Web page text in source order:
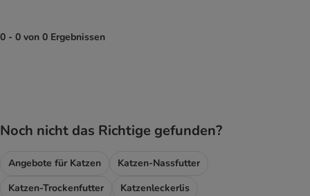
0 - 0 von 0 Ergebnissen
Noch nicht das Richtige gefunden?
Angebote für Katzen
Katzen-Nassfutter
Katzen-Trockenfutter
Katzenleckerlis